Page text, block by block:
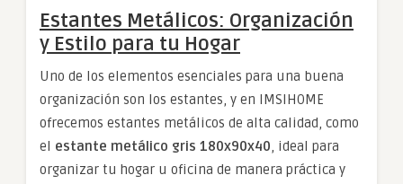
Estantes Metálicos: Organización
y Estilo para tu Hogar
Uno de los elementos esenciales para una buena
organización son los estantes, y en IMSIHOME
ofrecemos estantes metálicos de alta calidad, como
el estante metálico gris 180x90x40, ideal para
organizar tu hogar u oficina de manera práctica y